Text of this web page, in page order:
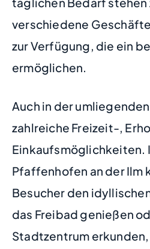
verschiedene
zur Verfügung, die ein
ermöglichen.
Auch in der
zahlreiche Freizeit-,
Einkaufsmöglichkeiten.
Pfaffenhofen an der Ilm
Besucher den
das Freibad genießen
Stadtzentrum